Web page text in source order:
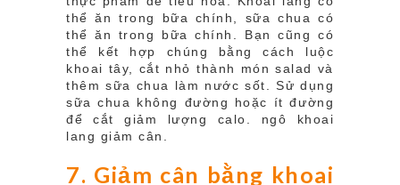
thể ăn trong bữa chính, sữa chua có
thể ăn trong bữa chính. Bạn cũng có
thể kết hợp chúng bằng cách luộc
khoai tây, cắt nhỏ thành món salad và
thêm sữa chua làm nước sốt. Sử dụng
sữa chua không đường hoặc ít đường
để cắt giảm lượng calo. ngô khoai
lang giảm cân.
7. Giảm cân bằng khoai